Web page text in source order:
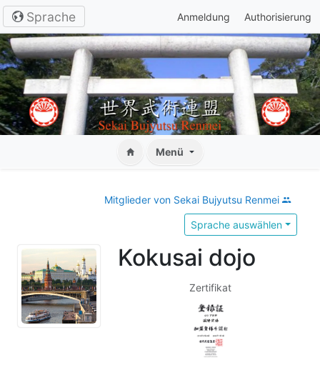
Sprache Anmeldung Authorisierung
Menü
Mitglieder von Sekai Bujyutsu Renmei
Sprache auswählen
Kokusai dojo
Zertifikat